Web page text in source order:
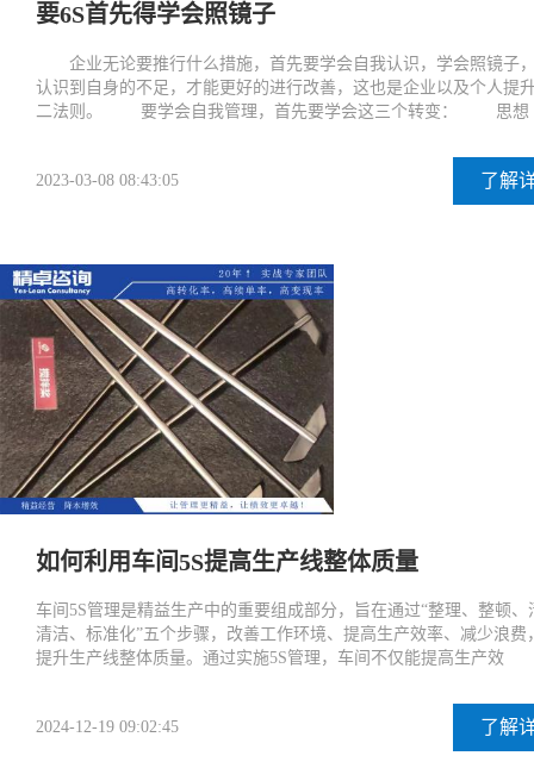
要6S首先得学会照镜子
企业无论要推行什么措施，首先要学会自我认识，学会照镜子
认识到自身的不足，才能更好的进行改善，这也是企业以及个人提
二法则。 要学会自我管理，首先要学会这三个转变： 思想
2023-03-08 08:43:05 了解
如何利用车间5S提高生产线整体质量
车间5S管理是精益生产中的重要组成部分，旨在通过“整理、整顿、
清洁、标准化”五个步骤，改善工作环境、提高生产效率、减少浪费
提升生产线整体质量。通过实施5S管理，车间不仅能提高生产效
2024-12-19 09:02:45 了解